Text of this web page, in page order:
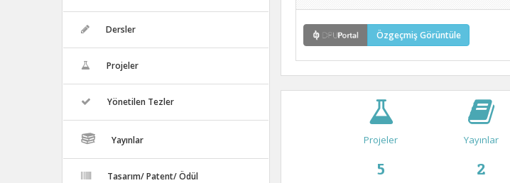
Dersler
Projeler
Yönetilen Tezler
Yayınlar
Tasarım/ Patent/ Ödül
Özgeçmiş Görüntüle
Projeler
5
Yayınlar
2